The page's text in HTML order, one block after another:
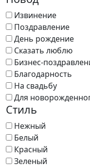
Извинение
Поздравление
День рождение
Сказать люблю
Бизнес-
Благодарность
На свадьбу
Для
Стиль
Нежный
Белый
Красный
Зеленый